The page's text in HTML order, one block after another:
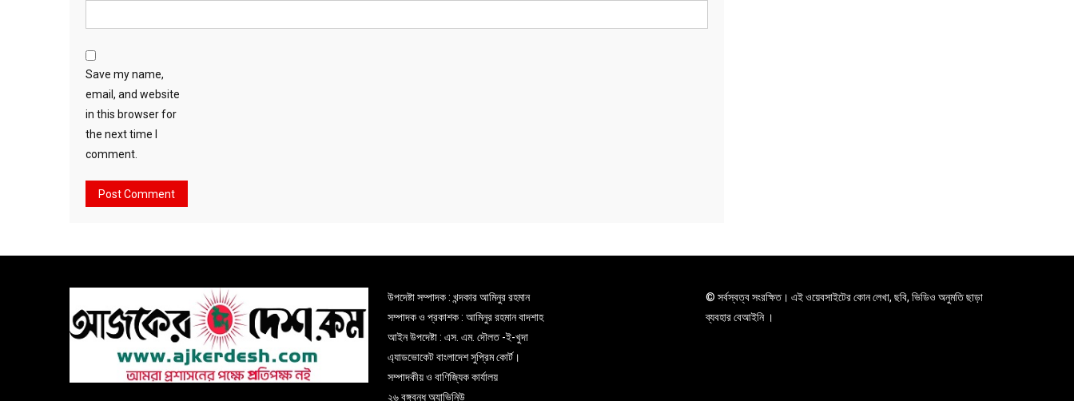
Save my name,
email, and website
in this browser for
the next time I
comment.
উপদেষ্টা সম্পাদক : খন্দকার আমিনুর রহমান
সম্পাদক ও প্রকাশক : আমিনুর রহমান বাদশাহ
আইন উপদেষ্টা : এস. এম. দৌলত -ই-খুদা
এ্যাডভোকেট বাংলাদেশ সুপ্রিম কোর্ট।
সম্পাদকীয় ও বাণিজ্যিক কার্যালয়
২৬ বঙ্গবন্ধু অ্যাভিনিউ
© সর্বস্বত্ব সংরক্ষিত। এই ওয়েবসাইটের কোন লেখা, ছবি, ভিডিও অনুমতি ছাড়া
ব্যবহার বেআইনি ।